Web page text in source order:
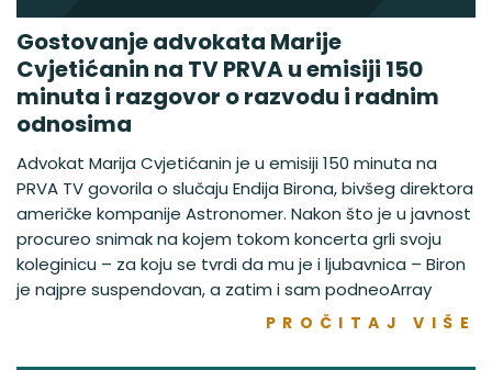
Gostovanje advokata Marije
Cvjetićanin na TV PRVA u emisiji 150
minuta i razgovor o razvodu i radnim
odnosima
Advokat Marija Cvjetićanin je u emisiji 150 minuta na
PRVA TV govorila o slučaju Endija Birona, bivšeg direktora
američke kompanije Astronomer. Nakon što je u javnost
procureo snimak na kojem tokom koncerta grli svoju
koleginicu – za koju se tvrdi da mu je i ljubavnica – Biron
je najpre suspendovan, a zatim i sam podneoArray
PROČITAJ VIŠE